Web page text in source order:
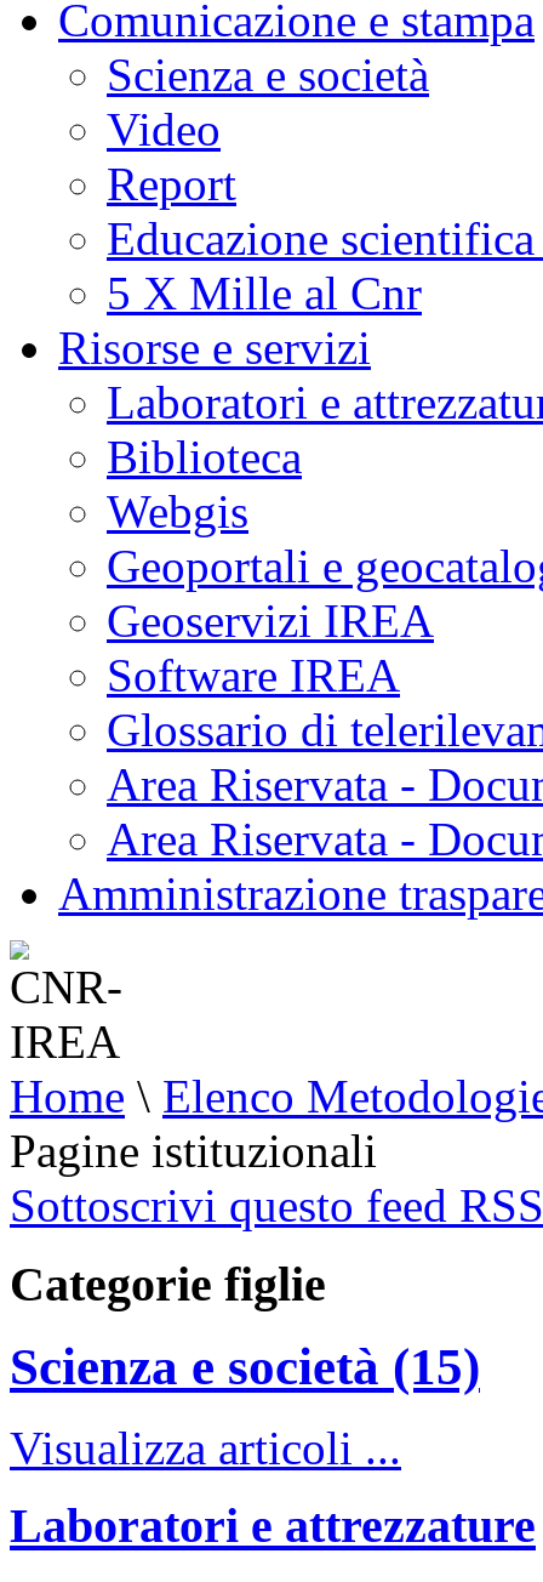
Comunicazione e stampa
Scienza e società
Video
Report
Educazione
5 X Mille al Cnr
Risorse e servizi
Laboratori e
Biblioteca
Webgis
Geoportali e
Geoservizi IREA
Software IREA
Glossario di
Area Riservata -
Area Riservata -
Amministrazione
Home \ Elenco
Pagine istituzionali
Sottoscrivi questo feed RSS
Categorie figlie
Scienza e società (15)
Visualizza articoli ...
Laboratori e attrezzature